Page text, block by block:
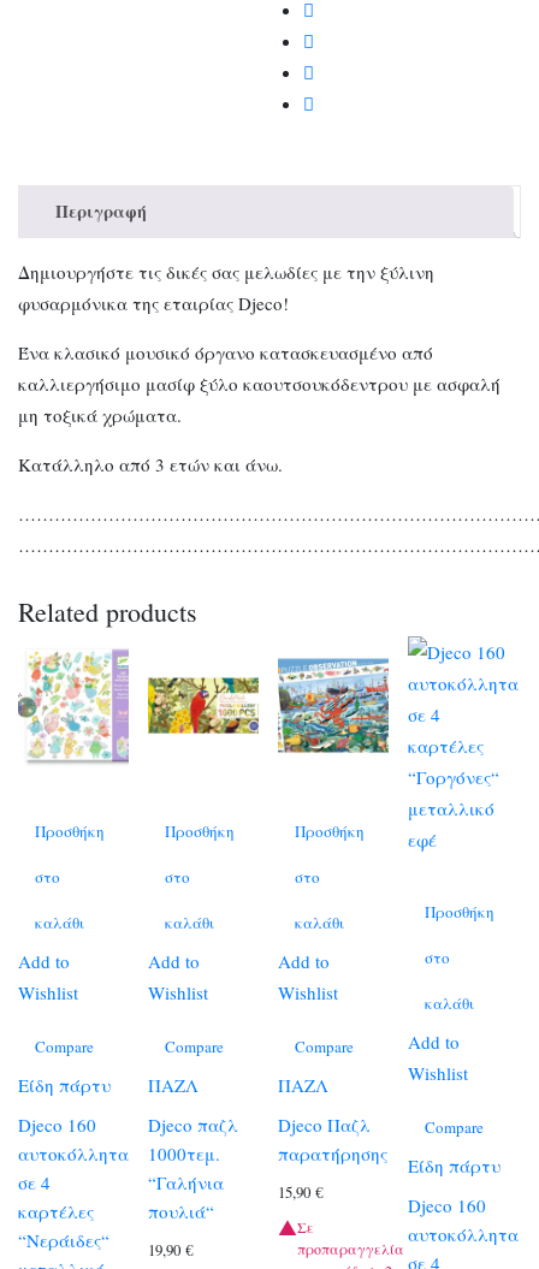
Περιγραφή
Δημιουργήστε τις δικές σας μελωδίες με την ξύλινη
φυσαρμόνικα της εταιρίας Djeco!
Ένα κλασικό μουσικό όργανο κατασκευασμένο από
καλλιεργήσιμο μασίφ ξύλο καουτσουκόδεντρου με ασφαλή
μη τοξικά χρώματα.
Κατάλληλο από 3 ετών και άνω.
Related products
Προσθήκη
στο
καλάθι
Add to
Wishlist
Compare
Είδη πάρτυ
Djeco 160
αυτοκόλλητα
σε 4
καρτέλες
“Νεράιδες“
Προσθήκη
στο
καλάθι
Add to
Wishlist
Compare
ΠΑΖΛ
Djeco παζλ
1000τεμ.
“Γαλήνια
πουλιά“
19,90€
Προσθήκη
στο
καλάθι
Add to
Wishlist
Compare
ΠΑΖΛ
Djeco Παζλ
παρατήρησης
15,90€
Σε
προπαραγγελία
Προσθήκη
στο
καλάθι
Add to
Wishlist
Compare
Είδη πάρτυ
Djeco 160
αυτοκόλλητα
σε 4